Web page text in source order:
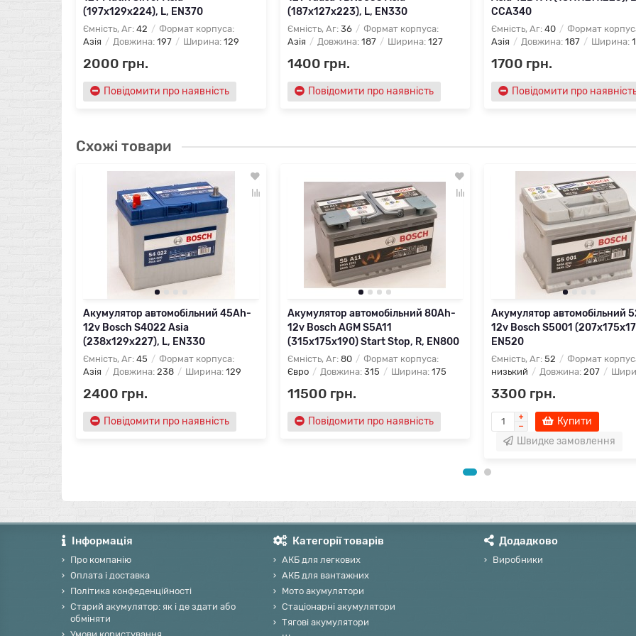
(197х129х224), L, EN370
Ємність, Аг: 42
Формат корпуса:
Азія
Довжина: 197 Ширина: 129
2000 грн.
Повідомити про наявність
(187х127х223), L, EN330
Ємність, Аг: 36
Формат корпуса:
Азія
Довжина: 187 Ширина: 127
1400 грн.
Повідомити про наявність
CCA340
Ємність, Аг: 40
Формат
Азія
Довжина: 187 Ширина:
1700 грн.
Повідомити про
Схожі товари
Акумулятор автомобільний 45Ah-
12v Bosch S4022 Asia
(238х129х227), L, EN330
Ємність, Аг: 45
Формат корпуса:
Азія
Довжина: 238 Ширина: 129
2400 грн.
Повідомити про наявність
Акумулятор автомобільний 80Ah-
12v Bosch AGM S5A11
(315х175х190) Start Stop, R, EN800
Ємність, Аг: 80
Формат корпуса:
Євро
Довжина: 315 Ширина: 175
11500 грн.
Повідомити про наявність
Акумулятор автомобільний
12v Bosch S5001
EN520
Ємність, Аг: 52 Формат
низький
Довжина: 207
3300 грн.
Купити
Швидке замовлення
Інформація
Про компанію
Оплата і доставка
Політика конфеденційності
Старий акумулятор: як і де здати або
обміняти
Категорії товарів
АКБ для легкових
АКБ для вантажних
Мото акумулятори
Стаціонарні акумулятори
Тягові акумулятори
Додадково
Виробники